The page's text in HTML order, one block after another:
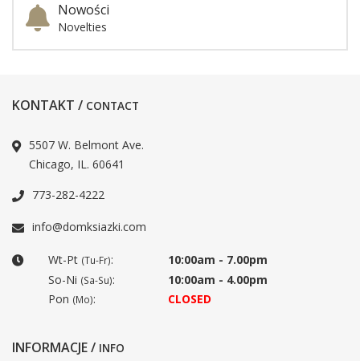
Nowości
Novelties
KONTAKT / CONTACT
5507 W. Belmont Ave.
Chicago, IL. 60641
773-282-4222
info@domksiazki.com
Wt-Pt (Tu-Fr):
10:00am - 7.00pm
So-Ni (Sa-Su):
10:00am - 4.00pm
Pon (Mo): CLOSED
INFORMACJE / INFO